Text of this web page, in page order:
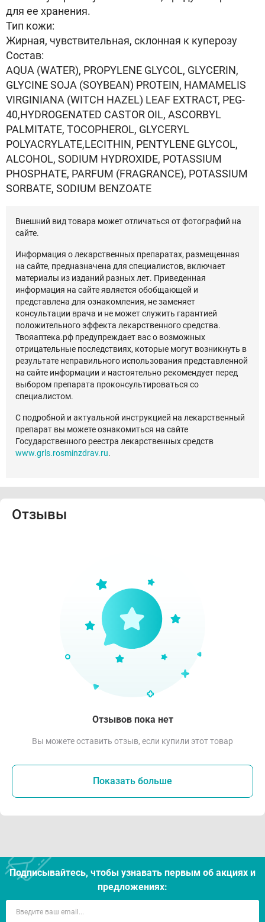
для ее хранения.
Тип кожи:
Жирная, чувствительная, склонная к куперозу
Состав:
AQUA (WATER), PROPYLENE GLYCOL, GLYCERIN,
GLYCINE SOJA (SOYBEAN) PROTEIN, HAMAMELIS
VIRGINIANA (WITCH HAZEL) LEAF EXTRACT, PEG-
40,HYDROGENATED CASTOR OIL, ASCORBYL
PALMITATE, TOCOPHEROL, GLYCERYL
POLYACRYLATE,LECITHIN, PENTYLENE GLYCOL,
ALCOHOL, SODIUM HYDROXIDE, POTASSIUM
PHOSPHATE, PARFUM (FRAGRANCE), POTASSIUM
SORBATE, SODIUM BENZOATE
Внешний вид товара может отличаться от фотографий на
сайте.
Информация о лекарственных препаратах, размещенная
на сайте, предназначена для специалистов, включает
материалы из изданий разных лет. Приведенная
информация на сайте является обобщающей и
представлена для ознакомления, не заменяет
консультации врача и не может служить гарантией
положительного эффекта лекарственного средства.
Твояаптека.рф предупреждает вас о возможных
отрицательные последствиях, которые могут возникнуть в
результате неправильного использования представленной
на сайте информации и настоятельно рекомендует перед
выбором препарата проконсультироваться со
специалистом.
С подробной и актуальной инструкцией на лекарственный
препарат вы можете ознакомиться на сайте
Государственного реестра лекарственных средств
www.grls.rosminzdrav.ru.
Отзывы
Отзывов пока нет
Вы можете оставить отзыв, если купили этот товар
Показать больше
Подписывайтесь, чтобы узнавать первым об акцияx и
предложениях: